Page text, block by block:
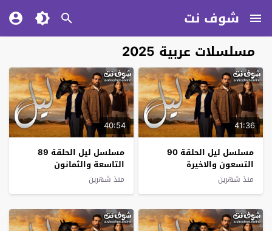
شوف نت
مسلسلات عربية 2025
41:36
مسلسل ليل الحلقة 90
التسعون والاخيرة
منذ شهرين
40:54
مسلسل ليل الحلقة 89
التاسعة والثمانون
منذ شهرين